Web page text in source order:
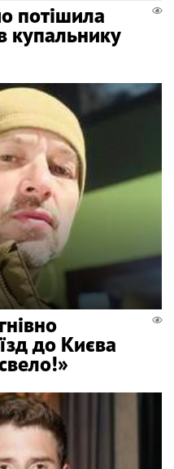
потішила
купальнику
до Києва